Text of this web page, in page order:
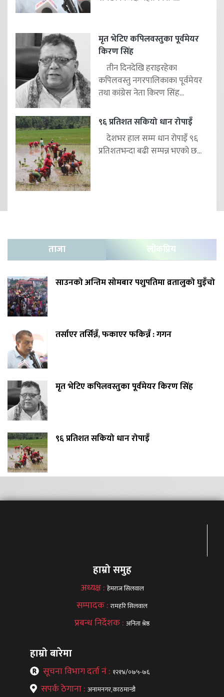
मृत भेटिए कपिलवस्तुका पूर्वमेयर
किरण सिंह
तीन दिनदेखि हराइरहेका
कपिलवस्तु नगरपालिकाका पूर्वमेयर
तथा कांग्रेस नेता किरण सिंह...
९६ प्रतिशत सकियो धान रोपाइँ
देशभर हाल सम्म धान रोपाइँ ९६
प्रतिशतभन्दा बढी सम्पन्न भएको छ...
ताजा लोकप्रिय
साउनको अन्तिम सोमबार पशुपतिमा व्रतालुको घुइँचो
तर्साएर तर्सिन्नँ, फकाएर फकिन्नँ : गगन
मृत भेटिए कपिलवस्तुका पूर्वमेयर किरण सिंह
९६ प्रतिशत सकियो धान रोपाइँ
हाम्रो समुह
अध्यक्ष : हेमराज सिलवाल
सम्पादक :रामहरि सिलवाल
प्रबन्ध निर्देशक : अनिता श्रेष्ठ
हाम्रो बारेमा
सूचना विभाग दर्ता नं : १२१४/०७५-७६
सपर्क ठेगाना : अनामनगर,काठमान्डौ